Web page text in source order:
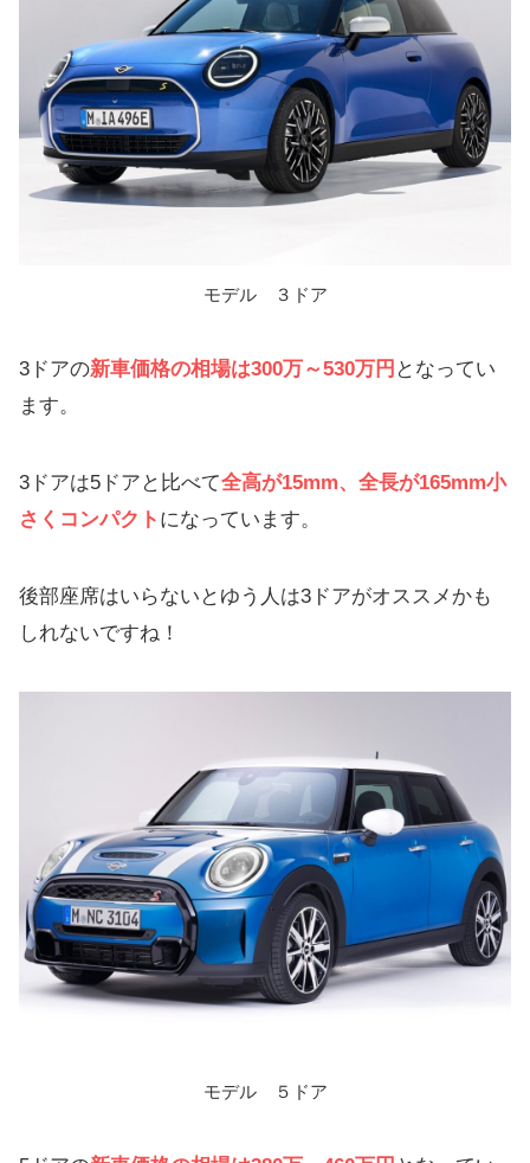
モデル ３ドア
3ドアの新車価格の相場は300万～530万円 となってい
ます。
3ドアは5ドアと比べて全高が15mm、全長が165mm小
さくコンパクト になっています。
後部座席はいらないとゆう人は3ドアがオススメかも
しれないですね！
モデル ５ドア